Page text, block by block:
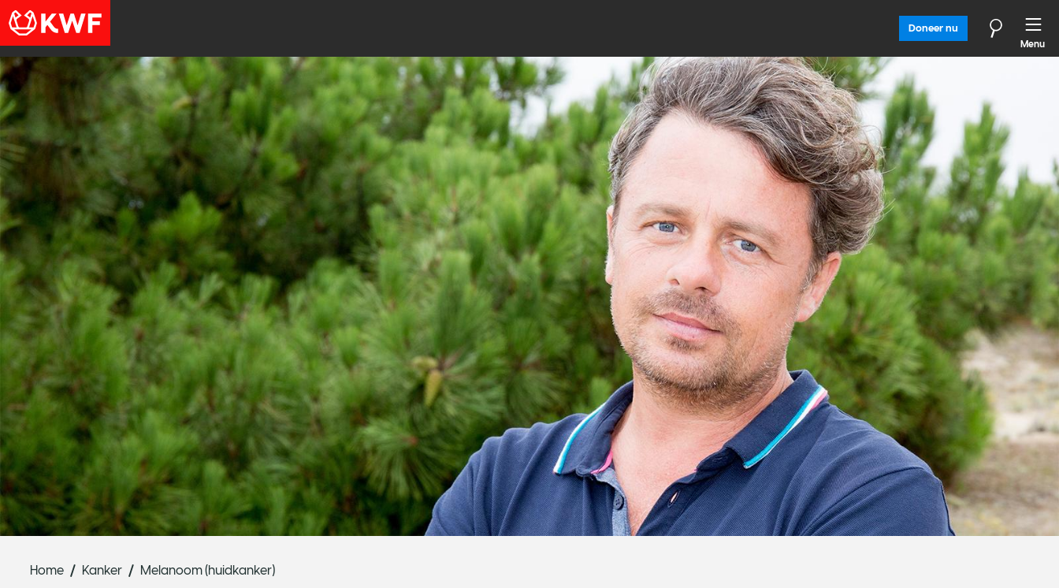
Doneer nu
Menu
Home Kanker Melanoom (huidkanker)